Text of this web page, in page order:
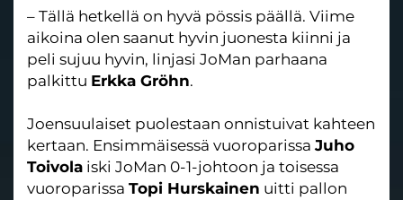
– Tällä hetkellä on hyvä pössis päällä. Viime
aikoina olen saanut hyvin juonesta kiinni ja
peli sujuu hyvin, linjasi JoMan parhaana
palkittu Erkka Gröhn.
Joensuulaiset puolestaan onnistuivat kahteen
kertaan. Ensimmäisessä vuoroparissa Juho
Toivola iski JoMan 0-1-johtoon ja toisessa
vuoroparissa Topi Hurskainen uitti pallon